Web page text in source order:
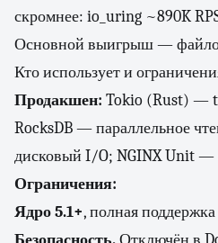
скромнее: io_uring ~890K
Основной выигрыш —
Кто использует и
Продакшен: Tokio (Rust) —
RocksDB — параллельное
дисковый I/O; NGINX Unit —
Ограничения:
Ядро 5.1+, полная